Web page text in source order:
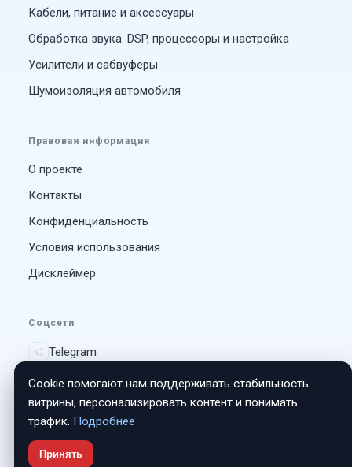
Кабели, питание и аксессуары
Обработка звука: DSP, процессоры и настройка
Усилители и сабвуферы
Шумоизоляция автомобиля
Правовая информация
О проекте
Контакты
Конфиденциальность
Условия использования
Дисклеймер
Соцсети
Telegram
Vk
© 2026 ЗвукАвто. Все права защищены.
Cookie помогают нам поддерживать стабильность
витрины, персонализировать контент и понимать
трафик. Подробнее
Принять